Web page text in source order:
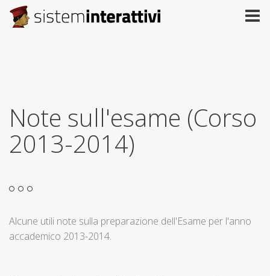
Note sull'esame (Corso
2013-2014)
Alcune utili note sulla preparazione dell'Esame per l'anno
accademico 2013-2014.